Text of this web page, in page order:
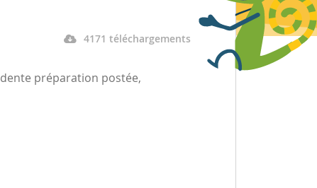
4171 téléchargements
préparation postée,